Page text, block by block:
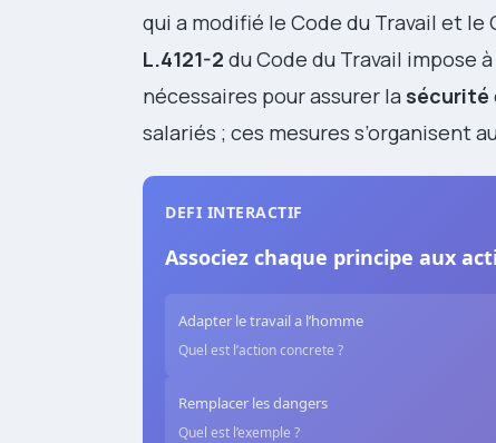
qui a modifié le Code du Travail et le
L.4121-2 du Code du Travail impose
nécessaires pour assurer la sécurité
salariés ; ces mesures s’organisent
DEFI INTERACTIF
Associez chaque principe aux
Adapter le travail a l’homme
Quel est l’action concrete ?
Remplacer les dangers
Quel est l’exemple ?